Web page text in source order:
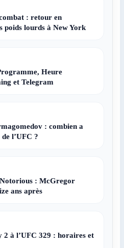
: retour en
poids lourds à New York
Heure
et Telegram
: combien a
l’UFC ?
: McGregor
ans après
à l’UFC 329 : horaires et